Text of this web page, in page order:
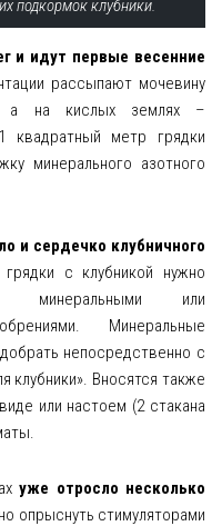
подкормок клубники.
и идут первые весенние
рассыпают мочевину
а на кислых землях –
квадратный метр грядки
минерального азотного
и сердечко клубничного
грядки с клубникой нужно
минеральными или
Минеральные
непосредственно с
клубники». Вносятся также
или настоем (2 стакана
уже отросло несколько
опрыснуть стимуляторами